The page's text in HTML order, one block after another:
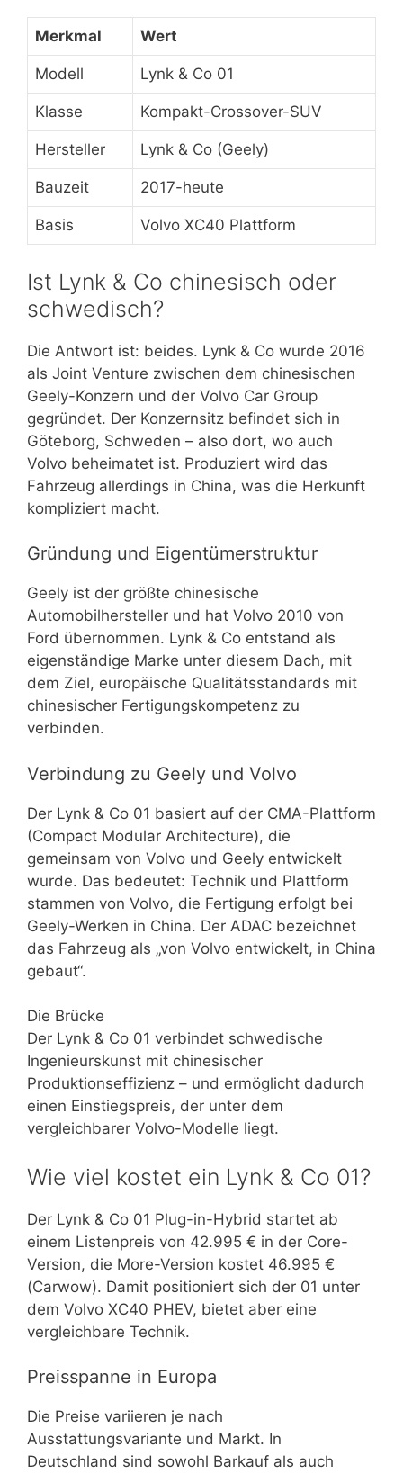
Merkmal Wert
Modell Lynk & Co 01
Klasse Kompakt-Crossover-SUV
Hersteller Lynk & Co (Geely)
Bauzeit 2017-heute
Basis Volvo XC40 Plattform
Ist Lynk & Co chinesisch oder
schwedisch?
Die Antwort ist: beides. Lynk & Co wurde 2016
als Joint Venture zwischen dem chinesischen
Geely-Konzern und der Volvo Car Group
gegründet. Der Konzernsitz befindet sich in
Göteborg, Schweden – also dort, wo auch
Volvo beheimatet ist. Produziert wird das
Fahrzeug allerdings in China, was die Herkunft
kompliziert macht.
Gründung und Eigentümerstruktur
Geely ist der größte chinesische
Automobilhersteller und hat Volvo 2010 von
Ford übernommen. Lynk & Co entstand als
eigenständige Marke unter diesem Dach, mit
dem Ziel, europäische Qualitätsstandards mit
chinesischer Fertigungskompetenz zu
verbinden.
Verbindung zu Geely und Volvo
Der Lynk & Co 01 basiert auf der CMA-Plattform
(Compact Modular Architecture), die
gemeinsam von Volvo und Geely entwickelt
wurde. Das bedeutet: Technik und Plattform
stammen von Volvo, die Fertigung erfolgt bei
Geely-Werken in China. Der ADAC bezeichnet
das Fahrzeug als „von Volvo entwickelt, in China
gebaut“.
Die Brücke
Der Lynk & Co 01 verbindet schwedische
Ingenieurskunst mit chinesischer
Produktionseffizienz – und ermöglicht dadurch
einen Einstiegspreis, der unter dem
vergleichbarer Volvo-Modelle liegt.
Wie viel kostet ein Lynk & Co 01?
Der Lynk & Co 01 Plug-in-Hybrid startet ab
einem Listenpreis von 42.995 € in der Core-
Version, die More-Version kostet 46.995 €
(Carwow). Damit positioniert sich der 01 unter
dem Volvo XC40 PHEV, bietet aber eine
vergleichbare Technik.
Preisspanne in Europa
Die Preise variieren je nach
Ausstattungsvariante und Markt. In
Deutschland sind sowohl Barkauf als auch